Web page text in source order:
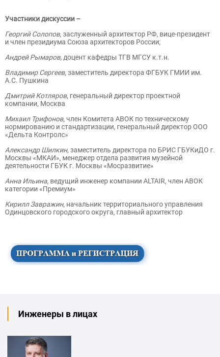
Участники дискуссии –
Георгий Солопов, заслуженный архитектор РФ, вице-президент
и член президиума Союза архитекторов России;
Андрей Рымаров, доцент кафедры ТГВ МГСУ к.т.н.
Владимир Сергеев,заместитель директора ФГБУК ГМИИ им.
А.С. Пушкина
Дмитрий Котляров, генеральный директор проектной
компании, Москва
Михаил Трифонов, член Комитета АВОК по техническому
нормированию и стандартизации, генеральный директор ООО
«Дельта Контролс»
Александр Шилкин, заместитель директора по БРИС ГБУКиДО г.
Москвы «МКАИ», менеджер отдела развития музейной
деятельности ГБУК г. Москвы «Мосразвитие»
Анна Ильина, ведущий инженер компании ALTAIR, член АВОК
категории «Премиум»
Кирилл Завражин, начальник территориального управления
Одинцовского городского округа, главный архитектор
Инженеры в лицах